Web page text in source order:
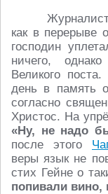
как в перерыве
господин
ничего,
Великого
день в память
согласно
Христос. На
«Ну, не надо
после этого
веры язык не
стих Гейне о
попивали вино,